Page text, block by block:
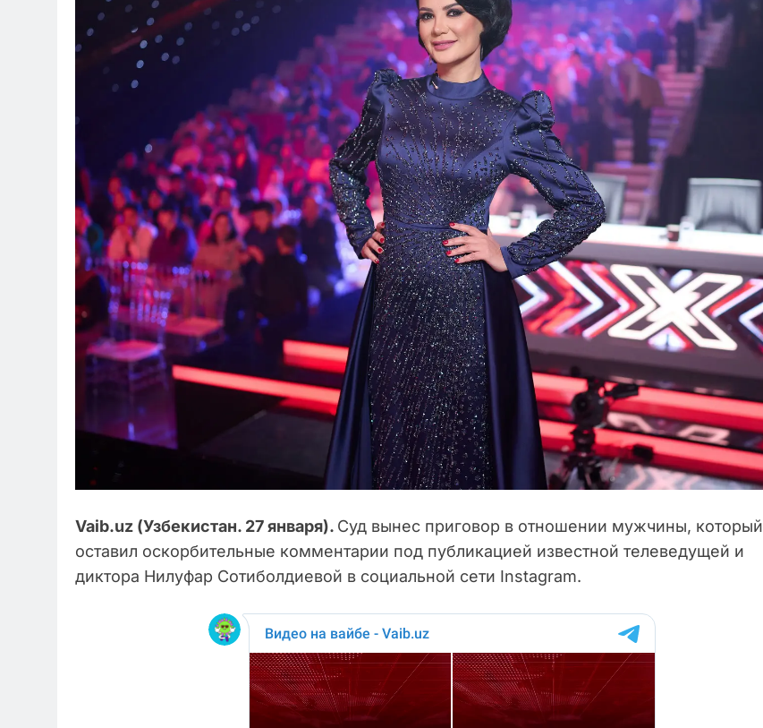
Vaib.uz (Узбекистан. 27 января). Суд вынес приговор в отношении мужчины, который
оставил оскорбительные комментарии под публикацией известной телеведущей и
диктора Нилуфар Сотиболдиевой в социальной сети Instagram.